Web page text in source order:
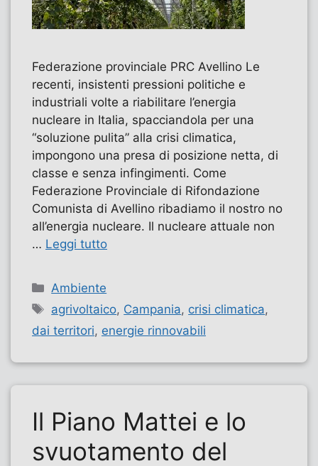
Federazione provinciale PRC Avellino Le
recenti, insistenti pressioni politiche e
industriali volte a riabilitare l’energia
nucleare in Italia, spacciandola per una
“soluzione pulita” alla crisi climatica,
impongono una presa di posizione netta, di
classe e senza infingimenti. Come
Federazione Provinciale di Rifondazione
Comunista di Avellino ribadiamo il nostro no
all’energia nucleare. Il nucleare attuale non
… Leggi tutto
Categorie
Ambiente
Tag
agrivoltaico, Campania, crisi climatica,
dai territori, energie rinnovabili
Il Piano Mattei e lo
svuotamento del